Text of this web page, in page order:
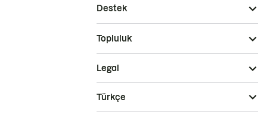
Destek
Topluluk
Legal
Türkçe